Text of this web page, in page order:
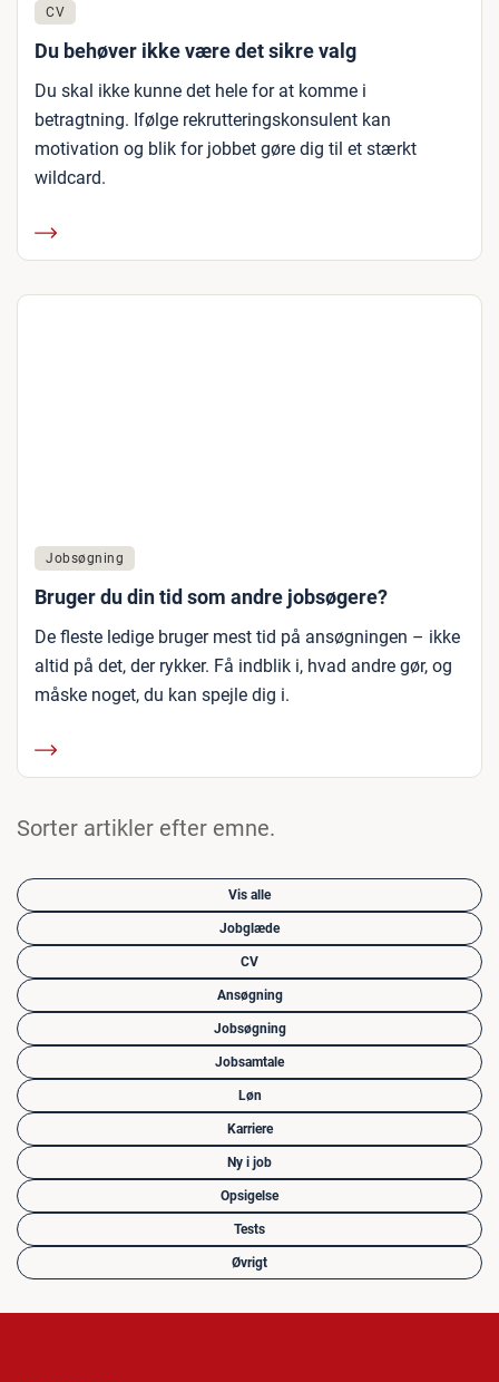
CV
Du behøver ikke være det sikre valg
Du skal ikke kunne det hele for at komme i
betragtning. Ifølge rekrutteringskonsulent kan
motivation og blik for jobbet gøre dig til et stærkt
wildcard.
Jobsøgning
Bruger du din tid som andre jobsøgere?
De fleste ledige bruger mest tid på ansøgningen – ikke
altid på det, der rykker. Få indblik i, hvad andre gør, og
måske noget, du kan spejle dig i.
Sorter artikler efter emne.
Vis alle
Jobglæde
CV
Ansøgning
Jobsøgning
Jobsamtale
Løn
Karriere
Ny i job
Opsigelse
Tests
Øvrigt